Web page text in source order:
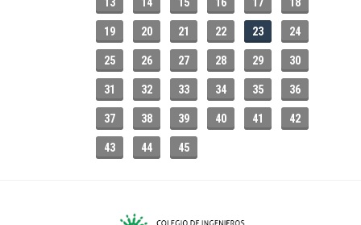
19 20 21 22 23 24
25 26 27 28 29 30
31 32 33 34 35 36
37 38 39 40 41 42
43 44 45